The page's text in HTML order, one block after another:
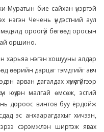
Муратын бие сайхан үнэртэй
нэгэн Чечень үндэстний аул
мэдэлд ороогүй бөгөөд оросын
оршино.
харьяа нэгэн хошууны алдар
өөрийн дарцаг тэмдгийг авч
арван дагалдах хүмүүсгүйгээр
юүдэн малгай өмсөж, эсгий
дороос винтов буу ёрдойж
эс анхаарагдахыг хичээн,
сэрэмжлэн ширтэж явах